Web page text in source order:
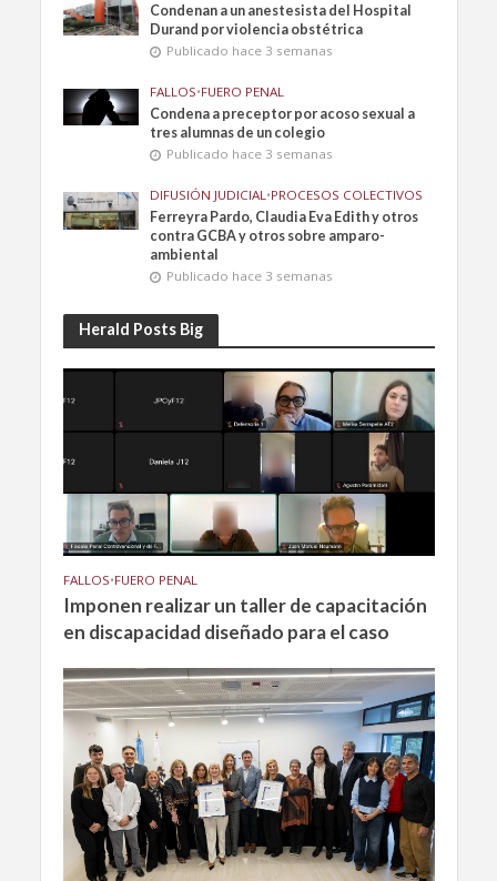
Condenan a un anestesista del Hospital
Durand por violencia obstétrica
Publicado hace 3 semanas
FALLOS•FUERO PENAL
Condena a preceptor por acoso sexual a
tres alumnas de un colegio
Publicado hace 3 semanas
DIFUSIÓN JUDICIAL •PROCESOS COLECTIVOS
Ferreyra Pardo, Claudia Eva Edith y otros
contra GCBA y otros sobre amparo-
ambiental
Publicado hace 3 semanas
Herald Posts Big
FALLOS•FUERO PENAL
Imponen realizar un taller de capacitación
en discapacidad diseñado para el caso